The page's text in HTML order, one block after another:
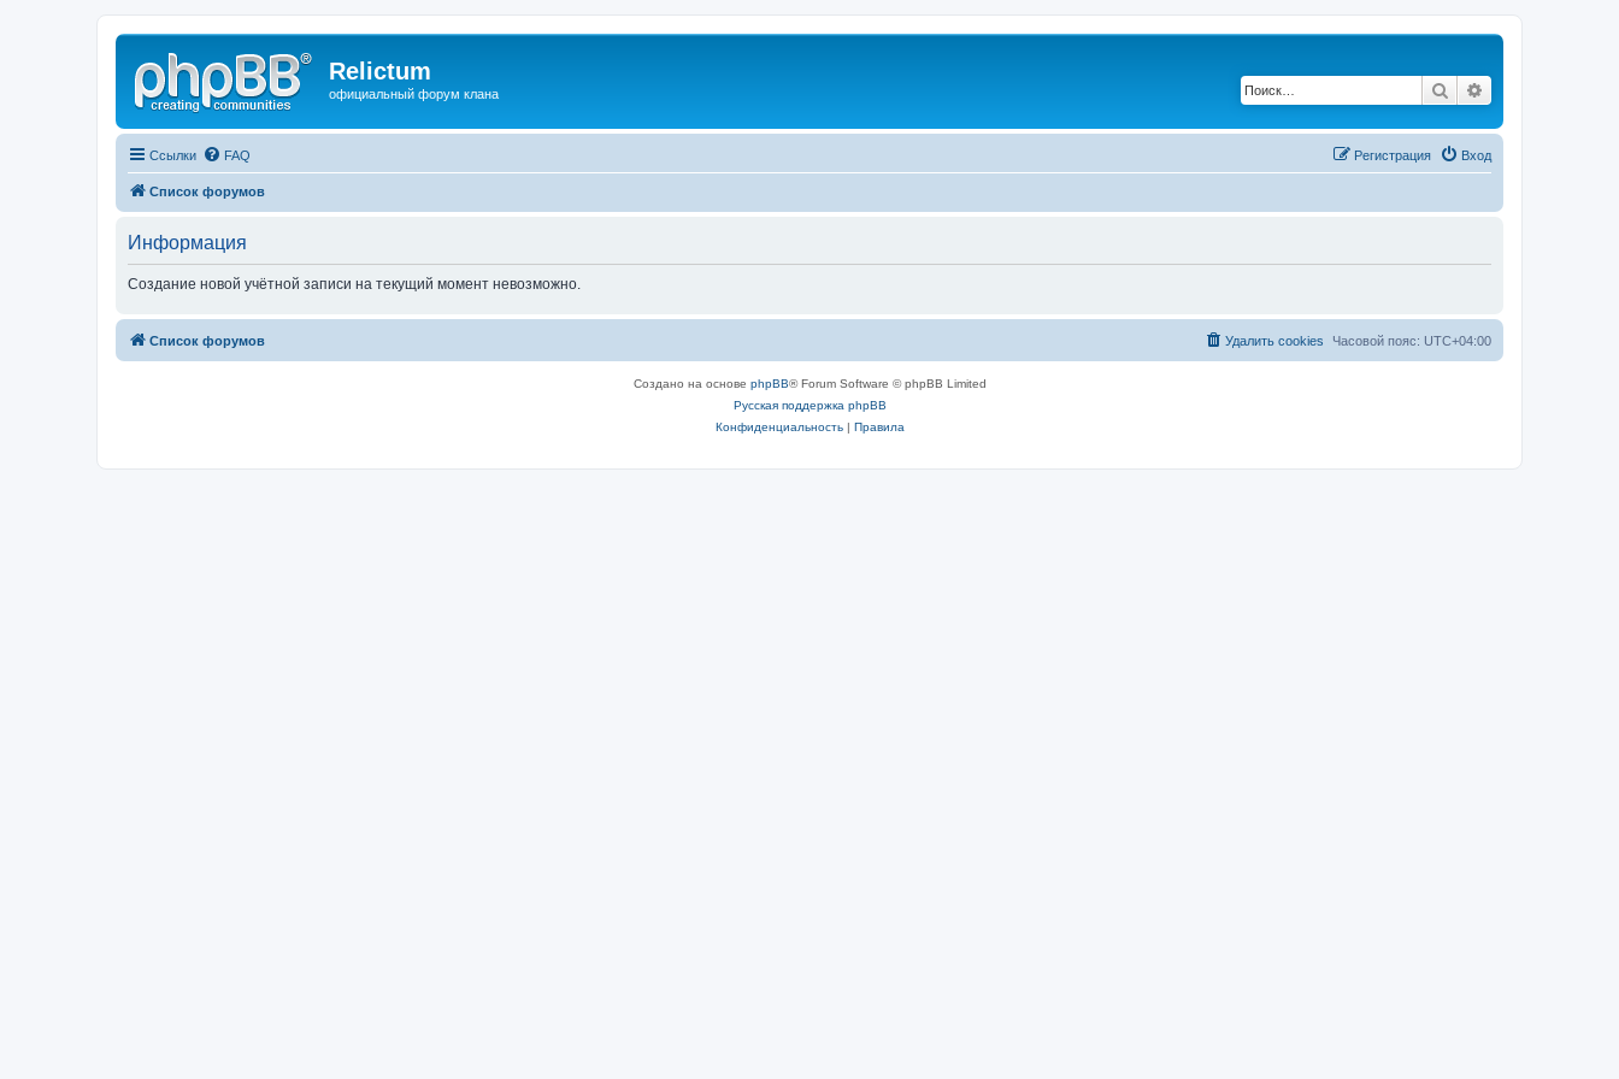
Relictum
официальный форум клана Поиск
Ссылки FAQ Вход
Регистрация
Список форумов
Информация
Создание новой учётной записи на текущий момент невозможно.
Список форумов Часовой пояс: UTC+04:00
Удалить cookies
Создано на основе phpBB® Forum Software © phpBB Limited
Русская поддержка phpBB
Конфиденциальность| Правила